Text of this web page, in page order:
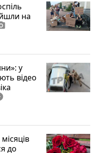
на
у
відео
до